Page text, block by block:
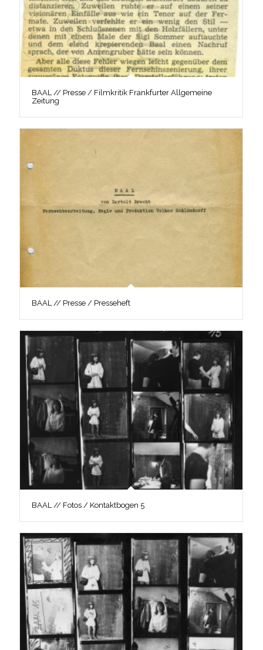
BAAL // Presse / Filmkritik Frankfurter Allgemeine
Zeitung
BAAL // Presse / Presseheft
BAAL // Fotos / Kontaktbogen 5